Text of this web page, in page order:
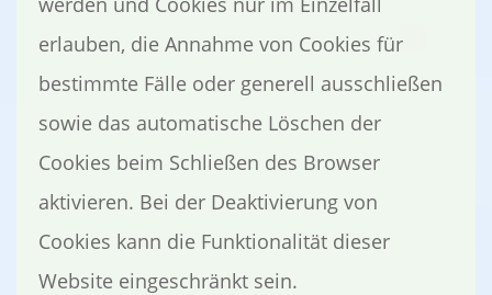
erlauben, die Annahme von Cookies für
bestimmte Fälle oder generell ausschließen
sowie das automatische Löschen der
Cookies beim Schließen des Browser
aktivieren. Bei der Deaktivierung von
Cookies kann die Funktionalität dieser
Website eingeschränkt sein.